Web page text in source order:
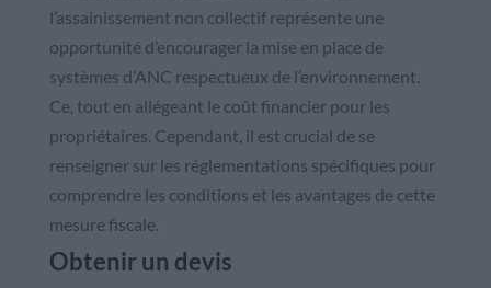
l’assainissement non collectif représente une
opportunité d’encourager la mise en place de
systèmes d’ANC respectueux de l’environnement.
Ce, tout en allégeant le coût financier pour les
propriétaires. Cependant, il est crucial de se
renseigner sur les réglementations spécifiques pour
comprendre les conditions et les avantages de cette
mesure fiscale.
Obtenir un devis